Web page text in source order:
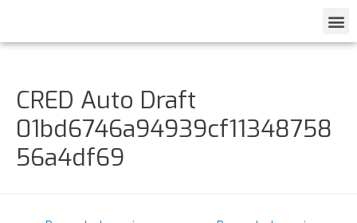
CRED Auto Draft
01bd6746a94939cf11348758
56a4df69